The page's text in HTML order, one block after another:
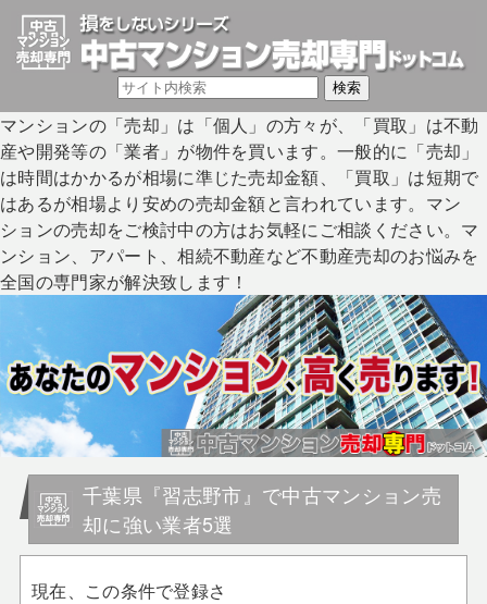
マンションの「売却」は「個人」の方々が、「買取」は不動
産や開発等の「業者」が物件を買います。一般的に「売却」
は時間はかかるが相場に準じた売却金額、「買取」は短期で
はあるが相場より安めの売却金額と言われています。マン
ションの売却をご検討中の方はお気軽にご相談ください。マ
ンション、アパート、相続不動産など不動産売却のお悩みを
全国の専門家が解決致します！
千葉県『習志野市』で中古マンション売
却に強い業者5選
現在、この条件で登録さ